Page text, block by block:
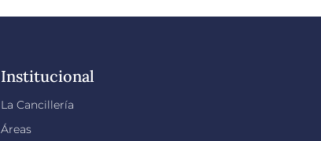
Institucional
La Cancillería
Áreas